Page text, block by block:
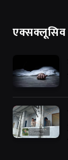
एक्सक्लूसिव